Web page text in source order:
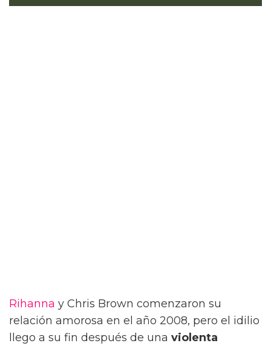
Rihanna y Chris Brown comenzaron su
relación amorosa en el año 2008, pero el idilio
llego a su fin después de una violenta